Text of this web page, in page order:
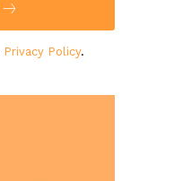
Privacy Policy.